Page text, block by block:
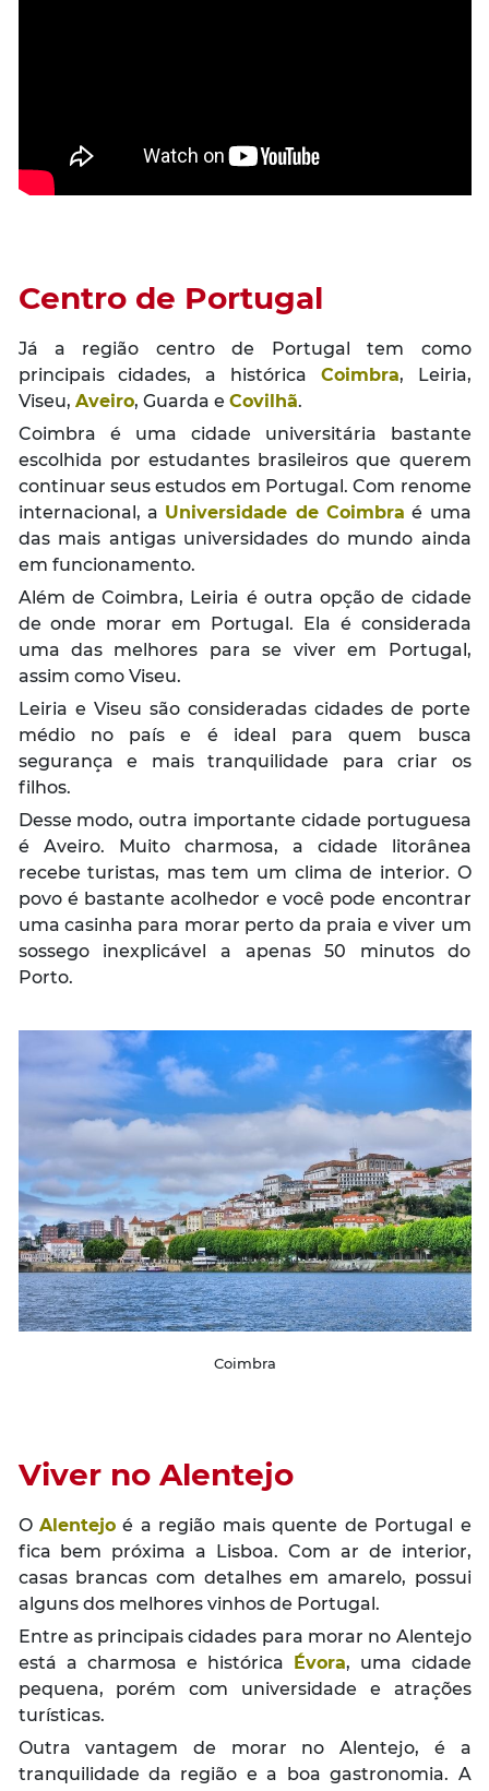
Centro de Portugal
Já a região centro de Portugal tem como
principais cidades, a histórica Coimbra, Leiria,
Viseu, Aveiro, Guarda e Covilhã.
Coimbra é uma cidade universitária bastante
escolhida por estudantes brasileiros que querem
continuar seus estudos em Portugal. Com renome
internacional, a Universidade de Coimbra é uma
das mais antigas universidades do mundo ainda
em funcionamento.
Além de Coimbra, Leiria é outra opção de cidade
de onde morar em Portugal. Ela é considerada
uma das melhores para se viver em Portugal,
assim como Viseu.
Leiria e Viseu são consideradas cidades de porte
médio no país e é ideal para quem busca
segurança e mais tranquilidade para criar os
filhos.
Desse modo, outra importante cidade portuguesa
é Aveiro. Muito charmosa, a cidade litorânea
recebe turistas, mas tem um clima de interior. O
povo é bastante acolhedor e você pode encontrar
uma casinha para morar perto da praia e viver um
sossego inexplicável a apenas 50 minutos do
Porto.
Coimbra
Viver no Alentejo
O Alentejoé a região mais quente de Portugal e
fica bem próxima a Lisboa. Com ar de interior,
casas brancas com detalhes em amarelo, possui
alguns dos melhores vinhos de Portugal.
Entre as principais cidades para morar no Alentejo
está a charmosa e histórica Évora, uma cidade
pequena, porém com universidade e atrações
turísticas.
Outra vantagem de morar no Alentejo, é a
tranquilidade da região e a boa gastronomia. A